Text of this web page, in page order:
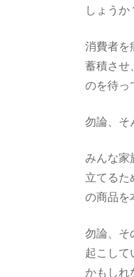
しょうか
消費者を
蓄積させ
のを待っ
勿論、そ
みんな家
立てるた
の商品を
勿論、そ
起こして
かもしれ